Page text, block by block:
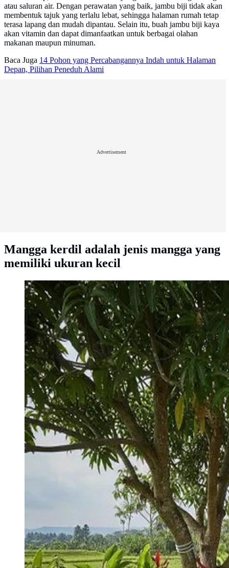
atau saluran air. Dengan perawatan yang baik, jambu biji tidak akan
membentuk tajuk yang terlalu lebat, sehingga halaman rumah tetap
terasa lapang dan mudah dipantau. Selain itu, buah jambu biji kaya
akan vitamin dan dapat dimanfaatkan untuk berbagai olahan
makanan maupun minuman.
Baca Juga 14 Pohon yang Percabangannya Indah untuk Halaman
Depan, Pilihan Peneduh Alami
Advertisement
Mangga kerdil adalah jenis mangga yang
memiliki ukuran kecil